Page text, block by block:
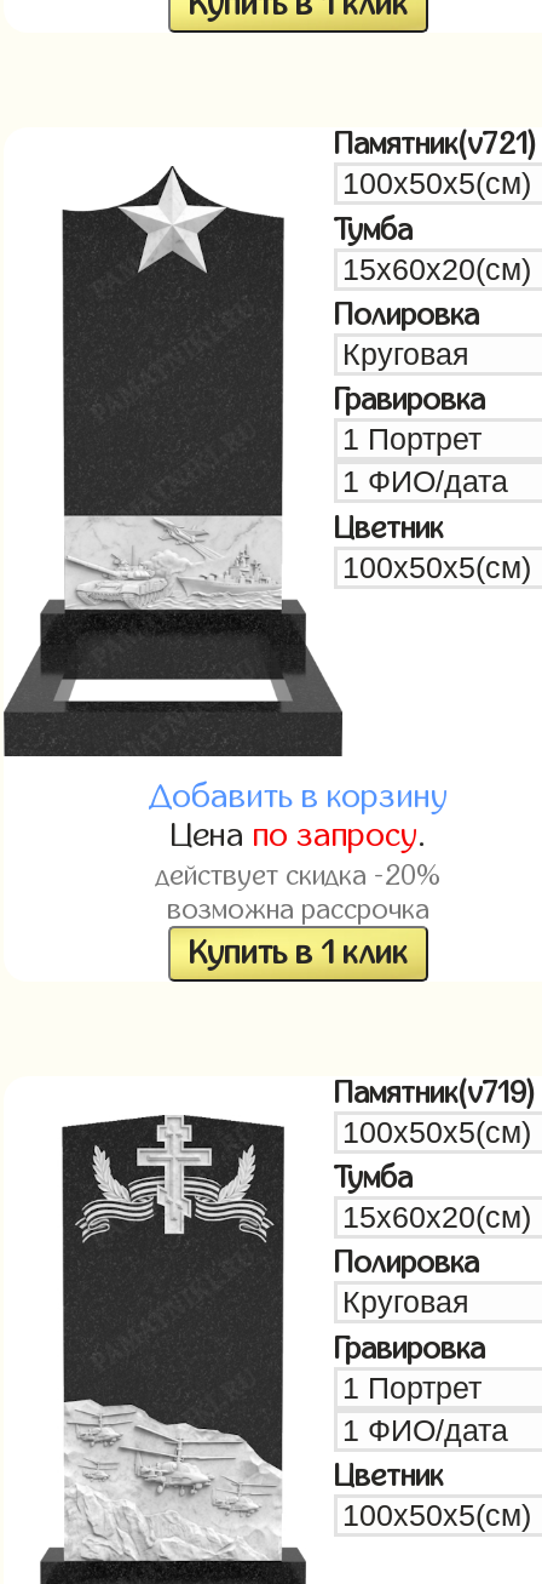
Памятник(v721)
Тумба
Полировка
Гравировка
Цветник
Добавить в корзину
Цена по запросу.
действует скидка -20%
возможна рассрочка
Купить в 1 клик
Памятник(v719)
Тумба
Полировка
Гравировка
Цветник